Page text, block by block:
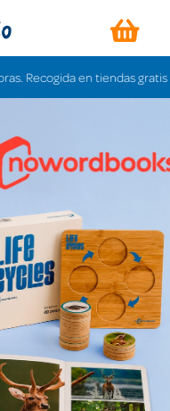
gratis en 3-6 días.